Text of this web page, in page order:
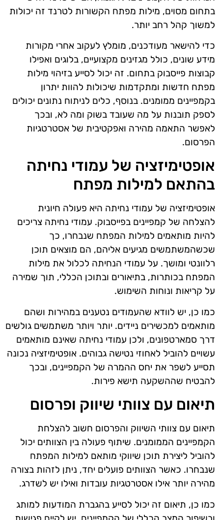
בתחום מסוים, מילות מפתח הקשורות לטרנד זה יכולות
למשוך קהל רחב יותר.
כדי להישאר מעודכנים, מומלץ לעקוב אחרי מקורות
מידע שונים, כולל מגזינים מקצועיים, בלוגים ואפילו
קבוצות פייסבוק בתחום. זה יכול לסייע בזיהוי מילות
מפתח חדשות ומתקדמות שיכולות להוות יתרון
בקמפיינים ממומנים. בנוסף, כלים לניתוח נתונים יכולים
לספק תובנות על מה שעובד בשוק ומה לא, ובכך
לאפשר התאמה מהירה ואפקטיבית של אסטרטגיות
הפרסום.
אופטימיזציה של עמודי נחיתה
בהתאם למילות מפתח
אופטימיזציה של עמודי נחיתה היא פעולה חיונית
להצלחה של קמפיינים בפייסבוק. עמודי נחיתה צריכים
להיות מותאמים למילות המפתח שנבחרו, כך
שכשהמשתמשים מגיעים אליהם, הם מוצאים תוכן
רלוונטי ומושך. על עמודי הנחיתה לכלול את מילות
המפתח בכותרות, בתיאורים ובתוכן הכללי, תוך שמירה
על קריאות ונוחות השימוש.
כמו כן, יש לוודא שהעמודים נטענים במהירות ושהם
מותאמים למכשירים ניידים. יותר ויותר משתמשים גולשים
דרך סמארטפונים, ולכן עמודי נחיתה שאינם מותאמים
עשויים להוביל לאחוזי נטישה גבוהים. אופטימיזציה נכונה
תסייע לשפר את יחס ההמרה של הקמפיינים, ובכך
להבטיח שההשקעה תישא פירות.
תיאום עם צוותי שיווק ופרסום
תיאום עם צוותי השיווק והפרסום חשוב להצלחת
הקמפיינים הממומנים. שיתוף פעולה בין הצוותים יכול
להוביל ליצירת תוכן שיווקי מותאם למילות המפתח
שנבחרו. כאשר הצוותים פועלים יחד, ניתן לזהות בצורה
מהירה יותר אילו אסטרטגיות עובדות ואילו יש לשדרג.
כמו כן, תיאום זה יכול לסייע בהגברת המודעות למותג